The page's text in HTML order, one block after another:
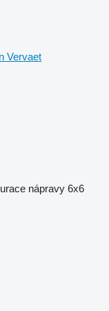
Vervaet
nápravy 6x6